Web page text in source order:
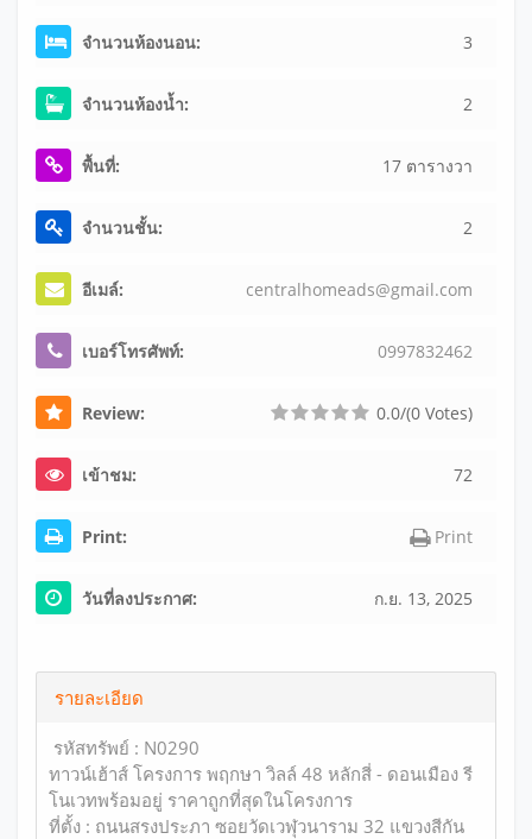
จำนวนห้องนอน: 3
จำนวนห้องน้ำ: 2
พื้นที่: 17 ตารางวา
จำนวนชั้น: 2
อีเมล์: centralhomeads@gmail.com
เบอร์โทรศัพท์: 0997832462
Review: 0.0/(0 Votes)
เข้าชม: 72
Print: Print
วันที่ลงประกาศ: ก.ย. 13, 2025
รายละเอียด
รหัสทรัพย์ : N0290
ทาวน์เฮ้าส์ โครงการ พฤกษา วิลล์ 48 หลักสี่ - ดอนเมือง รี
โนเวทพร้อมอยู่ ราคาถูกที่สุดในโครงการ
ที่ตั้ง : ถนนสรงประภา ซอยวัดเวฬุวนาราม 32 แขวงสีกัน